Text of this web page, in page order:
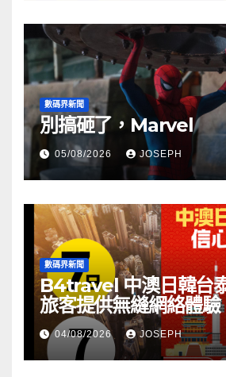
數碼界新聞
別搞砸了，Marvel
05/08/2026 JOSEPH
數碼界新聞
B4travel 中澳日韓台
旅客提供無縫網絡體驗
04/08/2026 JOSEPH